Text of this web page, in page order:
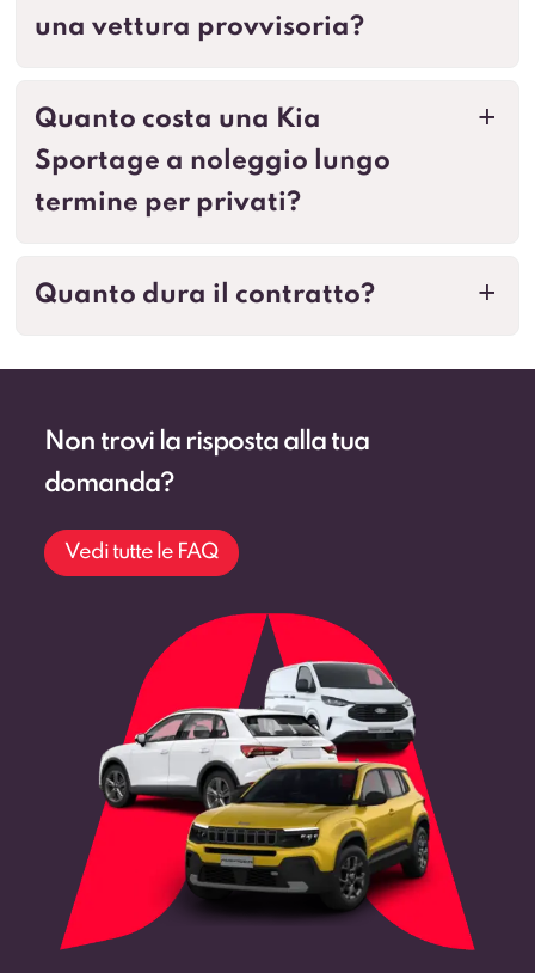
una vettura provvisoria?
a
Quanto costa una Kia
Sportage a noleggio lungo
termine per privati?
a
Quanto dura il contratto?
Non trovi la risposta alla tua
domanda?
Vedi tutte le FAQ